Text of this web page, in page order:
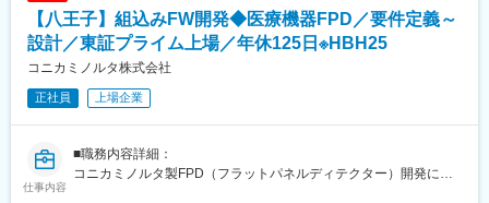
※最大で20kgほどの製品を運んでいただくことがございます。
※医療機器を扱う環境のため、クリーンで快適な温度を保った環境
で働けます。
※社員同士、コミュニケーションを大事にし、助け合いながら進め
ています。
（1）入社1か月程度でOJTや研修で作業を学んでいただきます
（2）キャッチアップ後にはライン担当としてチームにアサインさ
【八王子】組込みFW開発◆医療機器FPD／要件定義～
設計／東証プライム上場／年休125日※HBH25
コニカミノルタ株式会社
正社員 上場企業
仕事内容
■職務内容詳細：
コニカミノルタ製FPD（フラットパネルディテクター）開発にお